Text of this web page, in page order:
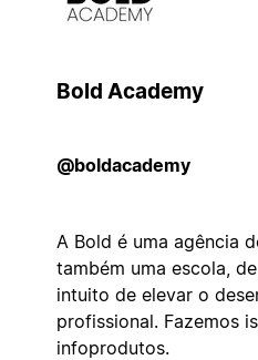
Bold Academy
@boldacademy
A Bold é uma agência
também uma escola,
intuito de elevar o
profissional. Fazemos
infoprodutos.